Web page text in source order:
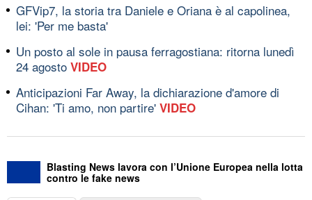
GFVip7, la storia tra Daniele e Oriana è al capolinea,
lei: 'Per me basta'
Un posto al sole in pausa ferragostiana: ritorna lunedì
24 agosto VIDEO
Anticipazioni Far Away, la dichiarazione d'amore di
Cihan: 'Ti amo, non partire' VIDEO
Blasting News lavora con l’Unione Europea nella lotta
contro le fake news